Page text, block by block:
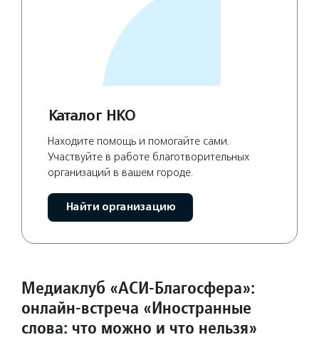
Каталог НКО
Находите помощь и помогайте сами.
Участвуйте в работе благотворительных
организаций в вашем городе.
Найти организацию
Медиаклуб «АСИ-Благосфера»:
онлайн-встреча «Иностранные
слова: что можно и что нельзя»